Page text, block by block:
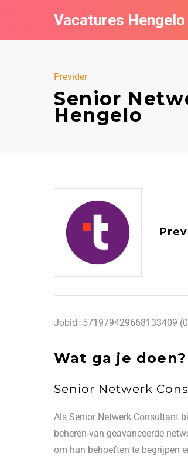
Vacatures Hengelo
Previder
Senior
Hengelo
Jobid=571979429668133409
Wat ga je doen?
Senior Netwerk
Als Senior Netwerk Consultant
beheren van geavanceerde
om hun behoeften te begrijpen